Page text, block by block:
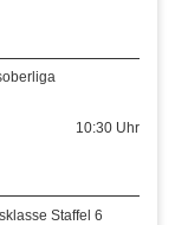
10:30 Uhr
Staffel 6